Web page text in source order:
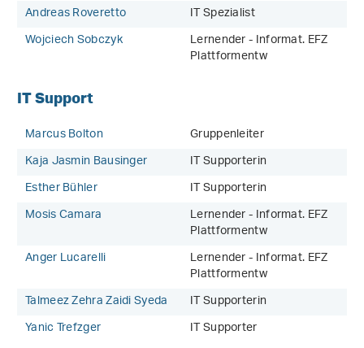
Andreas Roveretto
IT Spezialist
Wojciech Sobczyk
Lernender - Informat. EFZ
Plattformentw
IT Support
Marcus Bolton
Gruppenleiter
Kaja Jasmin Bausinger
IT Supporterin
Esther Bühler
IT Supporterin
Mosis Camara
Lernender - Informat. EFZ
Plattformentw
Anger Lucarelli
Lernender - Informat. EFZ
Plattformentw
Talmeez Zehra Zaidi Syeda
IT Supporterin
Yanic Trefzger
IT Supporter